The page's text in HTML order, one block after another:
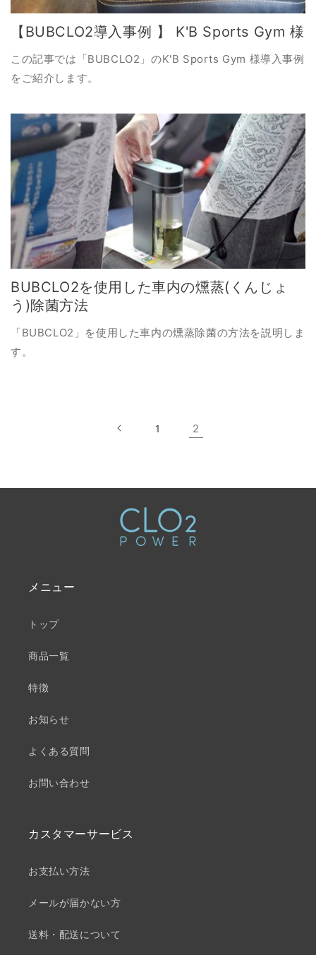
【BUBCLO2導入事例 】 K'B Sports Gym 様
この記事では「BUBCLO2」のK'B Sports Gym 様導入事例
をご紹介します。
BUBCLO2を使用した車内の燻蒸(くんじょ
う)除菌方法
「BUBCLO2」を使用した車内の燻蒸除菌の方法を説明しま
す。
1 2
メニュー
トップ
商品一覧
特徴
お知らせ
よくある質問
お問い合わせ
カスタマーサービス
お支払い方法
メールが届かない方
送料・配送について